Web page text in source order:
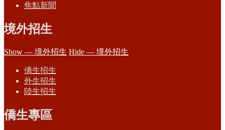
焦點新聞
境外招生
Show — 境外招生 Hide — 境外招生
僑生招生
外生招生
陸生招生
僑生專區